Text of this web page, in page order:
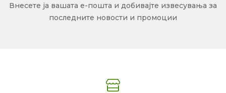
Внесете ја вашата е-пошта и добивајте извесувања за
последните новости и промоции